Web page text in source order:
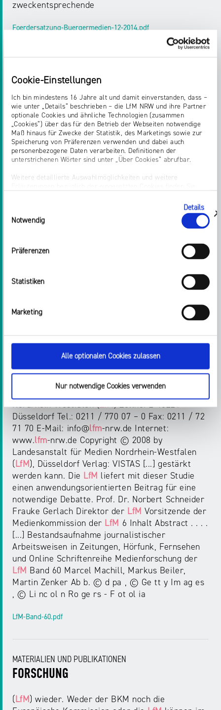
Cookie-Einstellungen
Ich bin mindestens 16 Jahre alt und damit einverstanden, dass –
wie unter „Details“ beschrieben – die LfM NRW und ihre Partner
optionale Cookies und ähnliche Technologien (zusammen
„Cookies“) über das für den Betrieb der Webseiten notwendige
Maß hinaus für Zwecke der Statistik, des Marketings sowie zur
Speicherung von Präferenzen verwenden und dabei auch
personenbezogene Daten verarbeiten. Definitionen der
unterstrichenen Wörter sind unter „Über Cookies“ abrufbar.
Weitere detaillierte Auswahlmöglichkeiten und weitere
„Einwilligung ändern“ in der Datenschutzerklärung aufgerufen
werden. Dort können Sie auch Ihre Einwilligung jederzeit mit
Wirkung für die Zukunft widerrufen. Die vollständige Ablehnung
optionaler Cookies erfolgt über den Button „Nur notwendige
Notwendig
Präferenzen
Statistiken
Marketing
Details
zeigen
Alle optionalen Cookies zulassen
Nur notwendige Cookies verwenden
zweckentsprechende
Foerdersatzung-Buergermedien-12-2014.pdf
FORSCHUNG
Nordrhein-Westfalen (LfM ) Zollhof 2 40221
Düsseldorf Tel.: 0211 / 770 07 – 0 Fax: 0211 / 72
71 70 E-Mail: info@lfm-nrw.de Internet:
www.lfm-nrw.de Copyright © 2008 by
Landesanstalt für Medien Nordrhein-Westfalen
Kontext zwingend notwendige Debatte bieten.
Medienkommission der
Inhalt 1 Einleitung . .
. . . . . . . . . . . . . . . . . . . . . . . . . . . . . . . . . . . . . . .
persuasiver Kommunikationsangebote des
LfM Band 61 Helmut Volpers, Uli Bernhard,
Detlef Schnier RZ_LfM-Bd_61 Korr:. 04.08.2008
FORSCHUNG
Nordrhein-Westfalen (LfM) Zollhof 2 40221
Düsseldorf Tel.: 0211 / 770 07 – 0 Fax: 0211 / 72
71 70 E-Mail: info@lfm-nrw.de Internet:
www.lfm-nrw.de Copyright © 2008 by
Landesanstalt für Medien Nordrhein-Westfalen
(LfM), Düsseldorf Verlag: VISTAS [...] gestärkt
werden kann. Die LfM liefert mit dieser Studie
einen anwendungsorientierten Beitrag für eine
notwendige Debatte. Prof. Dr. Norbert Schneider
Frauke Gerlach Direktor der LfM Vorsitzende der
Medienkommission der LfM 6 Inhalt Abstract . . . .
[...] Bestandsaufnahme journalistischer
Arbeitsweisen in Zeitungen, Hörfunk, Fernsehen
und Online Schriftenreihe Medienforschung der
LfM Band 60 Marcel Machill, Markus Beiler,
Martin Zenker Ab b. © d pa , © Ge tt y Im ag es
, © Li nc ol n Ro ge rs - F ot ol ia
LfM-Band-60.pdf
MATERIALIEN UND PUBLIKATIONEN
FORSCHUNG
(LfM) wieder. Weder der BKM noch die